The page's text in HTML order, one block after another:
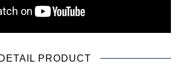
DETAIL PRODUCT